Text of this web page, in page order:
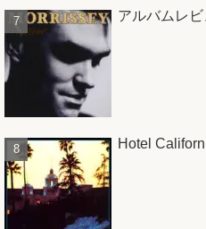
アルバムレ
Hotel